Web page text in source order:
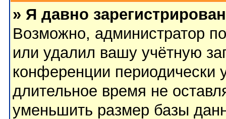
» Я давно
Возможно, администратор
или удалил вашу учётную
конференции периодически
длительное время не
уменьшить размер базы